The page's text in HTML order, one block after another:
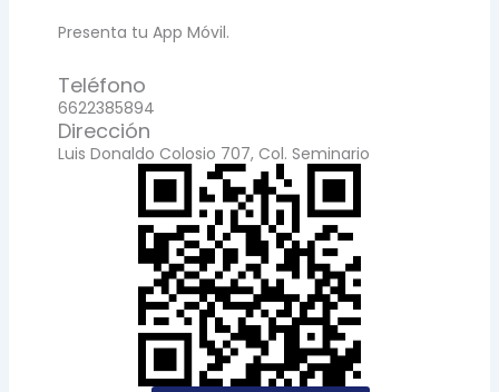
Presenta tu App Móvil.
Teléfono
6622385894
Dirección
Luis Donaldo Colosio 707, Col. Seminario